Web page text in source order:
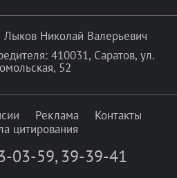
Лыков Николай Валерьевич
410031, Саратов, ул.
52
Реклама
Контакты
цитирования
03-59, 39-39-41